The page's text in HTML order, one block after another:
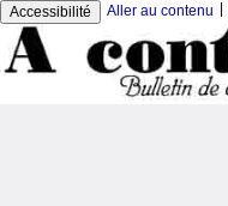
Accessibilité Aller au contenu